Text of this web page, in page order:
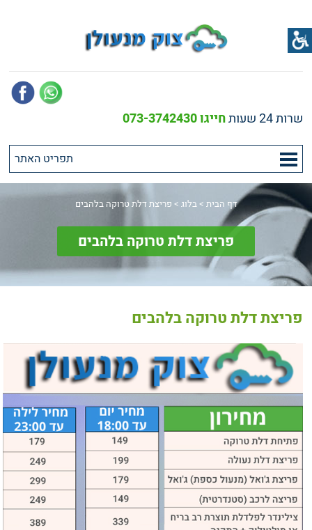
שרות 24 שעות חייגו 073-3742430
דף הבית >בלוג > פריצת דלת טרוקה בלהבים
פריצת דלת טרוקה בלהבים
פריצת דלת טרוקה בלהבים